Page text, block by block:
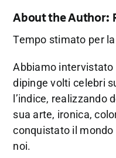
About the Author:
Tempo stimato per
Abbiamo intervistato
dipinge volti celebri
l’indice, realizzando
sua arte, ironica,
conquistato il
noi.